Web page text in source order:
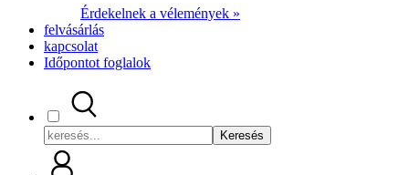
Érdekelnek a vélemények »
felvásárlás
kapcsolat
Időpontot foglalok
Keresés